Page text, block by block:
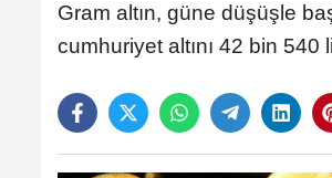
Gram altın, güne düşüşle
cumhuriyet altını 42 bin 540